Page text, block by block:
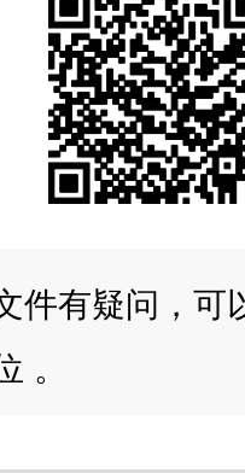
件有疑问，
。